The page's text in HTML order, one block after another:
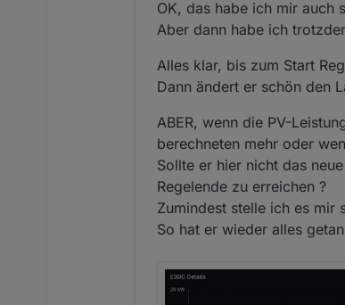
OK, das habe ich mir auch
Aber dann habe ich
Alles klar, bis zum Start
Dann ändert er schön den
ABER, wenn die PV-
berechneten mehr oder
Sollte er hier nicht das
Regelende zu erreichen ?
Zumindest stelle ich es mir
So hat er wieder alles